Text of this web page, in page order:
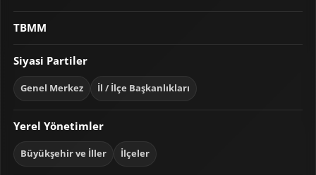
TBMM
Siyasi Partiler
Genel Merkez İl / İlçe Başkanlıkları
Yerel Yönetimler
Büyükşehir ve İller İlçeler